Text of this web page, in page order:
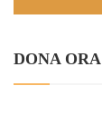
DONA ORA